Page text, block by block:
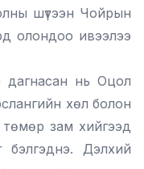
шүтээн Чойрын
олондоо ивээлээ
дагнасан нь Оцол
хөл болон
төмөр зам хийгээд
Дэлхий